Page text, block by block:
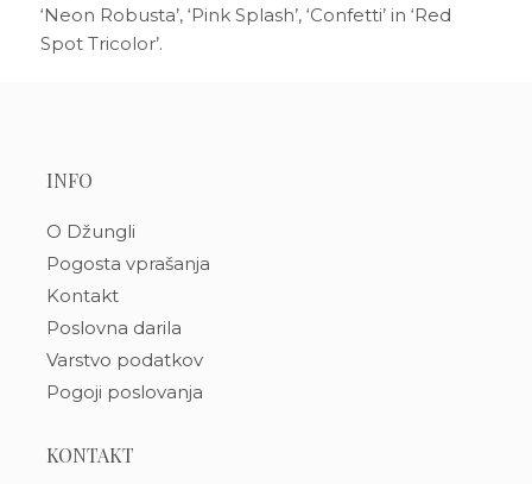
‘Neon Robusta’, ‘Pink Splash’, ‘Confetti’ in ‘Red
Spot Tricolor’.
INFO
O Džungli
Pogosta vprašanja
Kontakt
Poslovna darila
Varstvo podatkov
Pogoji poslovanja
KONTAKT